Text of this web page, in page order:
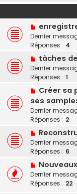
Dernier
Réponses : 4
tâches
Dernier
Réponses : 1
Créer sa
ses
Dernier
Réponses : 2
Dernier
Réponses : 6
Dernier
Réponses : 22